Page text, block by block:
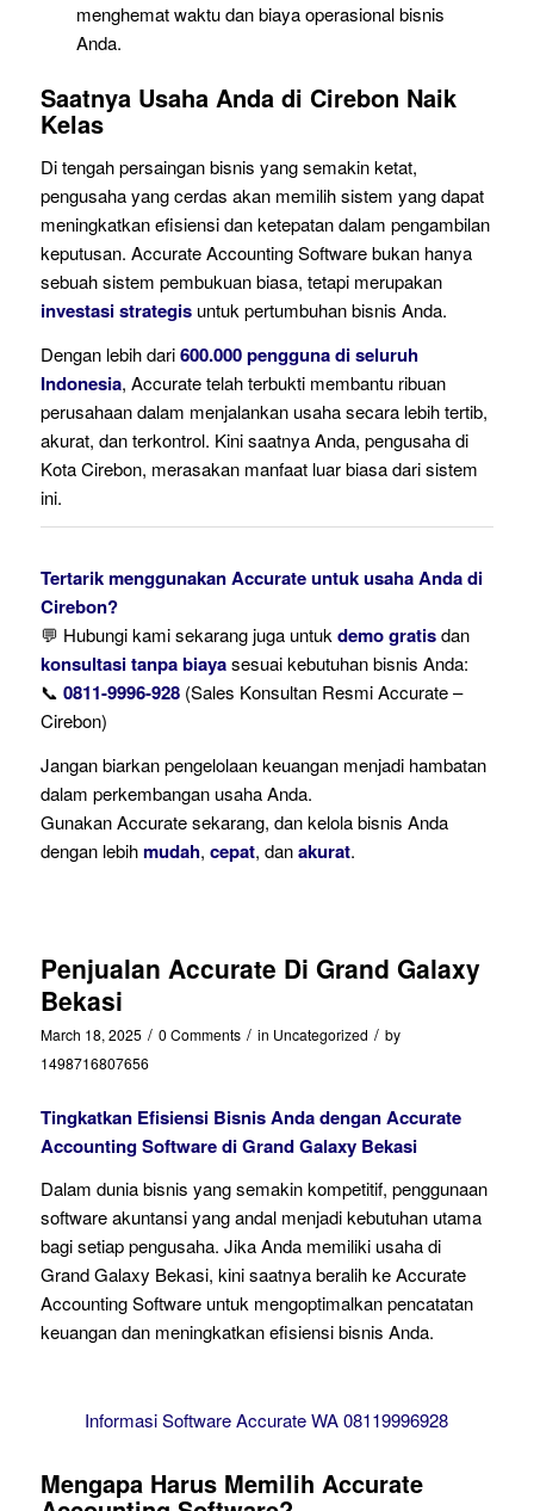
menghemat waktu dan biaya operasional bisnis
Anda.
Saatnya Usaha Anda di Cirebon Naik
Kelas
Di tengah persaingan bisnis yang semakin ketat,
pengusaha yang cerdas akan memilih sistem yang dapat
meningkatkan efisiensi dan ketepatan dalam pengambilan
keputusan. Accurate Accounting Software bukan hanya
sebuah sistem pembukuan biasa, tetapi merupakan
investasi strategisuntuk pertumbuhan bisnis Anda.
Dengan lebih dari600.000 pengguna di seluruh
Indonesia, Accurate telah terbukti membantu ribuan
perusahaan dalam menjalankan usaha secara lebih tertib,
akurat, dan terkontrol. Kini saatnya Anda, pengusaha di
Kota Cirebon, merasakan manfaat luar biasa dari sistem
ini.
Tertarik menggunakan Accurate untuk usaha Anda di
Cirebon?
💬 Hubungi kami sekarang juga untukdemo gratisdan
konsultasi tanpa biayasesuai kebutuhan bisnis Anda:
📞 0811-9996-928 (Sales Konsultan Resmi Accurate –
Cirebon)
Jangan biarkan pengelolaan keuangan menjadi hambatan
dalam perkembangan usaha Anda.
Gunakan Accurate sekarang, dan kelola bisnis Anda
dengan lebihmudah, cepat, danakurat.
Penjualan Accurate Di Grand Galaxy
Bekasi
March 18, 2025 / 0 Comments / in Uncategorized / by
1498716807656
Tingkatkan Efisiensi Bisnis Anda dengan Accurate
Accounting Software di Grand Galaxy Bekasi
Dalam dunia bisnis yang semakin kompetitif, penggunaan
software akuntansi yang andal menjadi kebutuhan utama
bagi setiap pengusaha. Jika Anda memiliki usaha di
Grand Galaxy Bekasi, kini saatnya beralih ke Accurate
Accounting Software untuk mengoptimalkan pencatatan
keuangan dan meningkatkan efisiensi bisnis Anda.
Informasi Software Accurate WA 08119996928
Mengapa Harus Memilih Accurate